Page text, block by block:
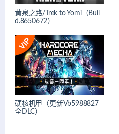
黄泉之路/Trek to Yomi（Buil
d.8650672）
硬核机甲（更新Vb5988827
全DLC）